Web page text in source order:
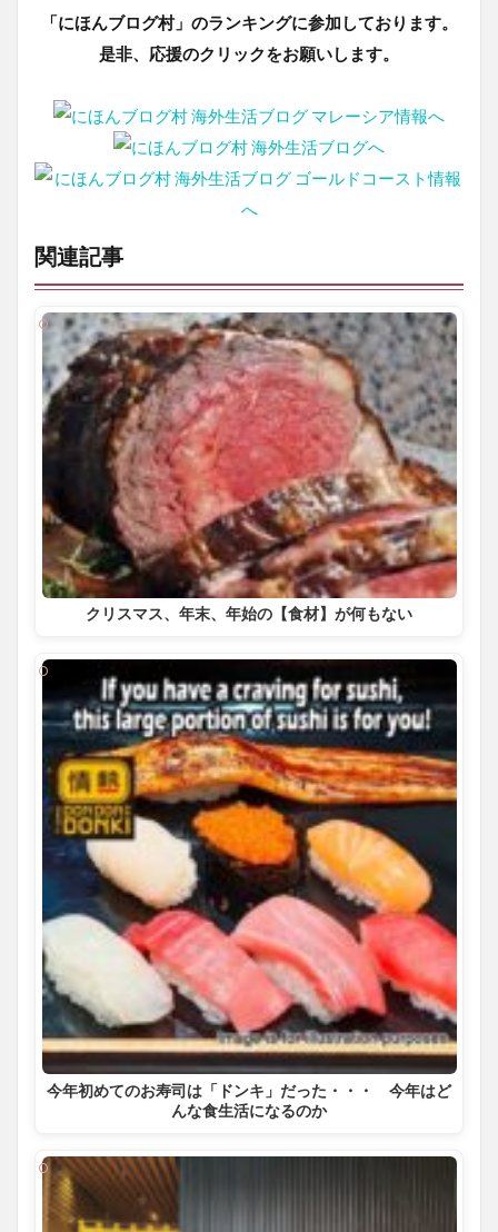
「にほんブログ村」のランキングに参加しております。
是非、応援のクリックをお願いします。
関連記事
クリスマス、年末、年始の【食材】が何もない
今年初めてのお寿司は「ドンキ」だった・・・ 今年はど
んな食生活になるのか